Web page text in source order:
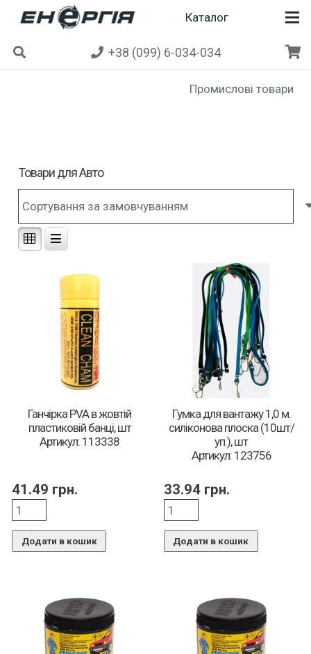
Каталог
+38 (099) 6-034-034
Промислові товари
Товари для Авто
Ганчірка PVA в жовтій
пластиковій банці, шт
Артикул: 113338
41.49 грн.
Додати в кошик
Гумка для вантажу 1,0 м.
силіконова плоска (10шт/
уп.), шт
Артикул: 123756
33.94 грн.
Додати в кошик